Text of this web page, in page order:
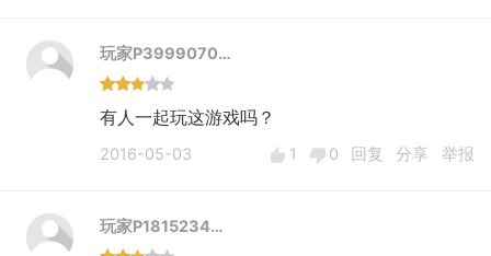
玩家P3999070…
有人一起玩这游戏吗？
2016-05-03 1 0 回复 分享 举报
玩家P1815234…